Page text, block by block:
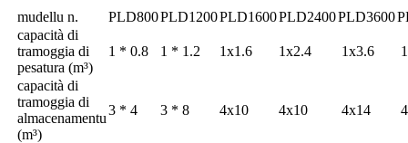
mudellu n. PLD800PLD1200PLD1600PLD2400PLD3600
capacità di
tramoggia di
pesatura (m³)
1 * 0.8 1 * 1.2 1x1.6 1x2.4 1x3.6
capacità di
tramoggia di
almacenamentu
(m³)
3 * 4 3 * 8 4x10 4x10 4x14